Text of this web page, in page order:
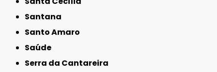
Santana
Santo Amaro
Saúde
Serra da Cantareira